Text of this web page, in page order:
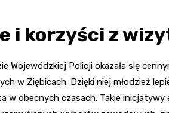
i korzyści z
Wojewódzkiej Policji okazała się
w Ziębicach. Dzięki niej młodzież
w obecnych czasach. Takie